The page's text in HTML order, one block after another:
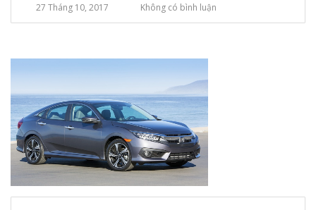
27 Tháng 10, 2017 Không có bình luận